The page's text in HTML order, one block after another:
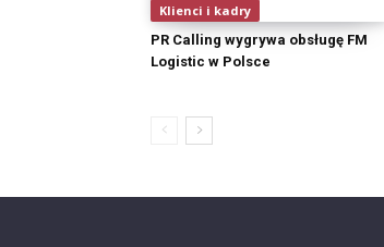
Klienci i kadry
PR Calling wygrywa obsługę FM
Logistic w Polsce